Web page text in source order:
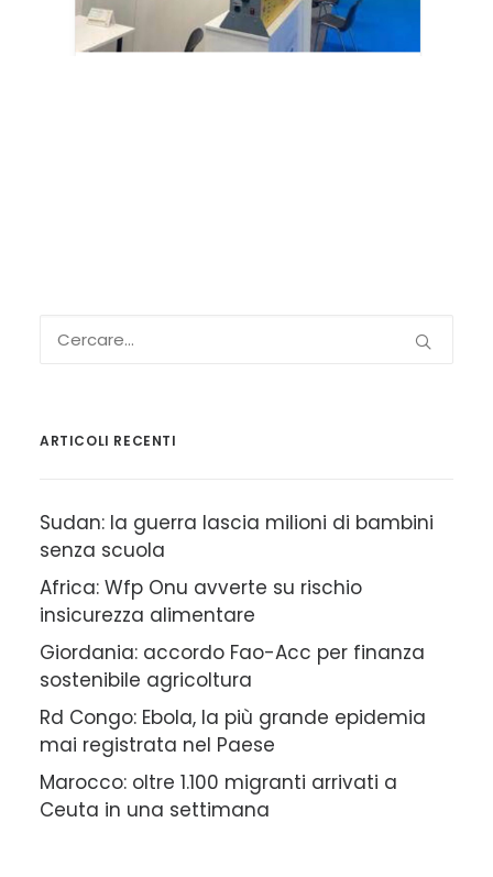
ARTICOLI RECENTI
Sudan: la guerra lascia milioni di bambini
senza scuola
Africa: Wfp Onu avverte su rischio
insicurezza alimentare
Giordania: accordo Fao-Acc per finanza
sostenibile agricoltura
Rd Congo: Ebola, la più grande epidemia
mai registrata nel Paese
Marocco: oltre 1.100 migranti arrivati a
Ceuta in una settimana